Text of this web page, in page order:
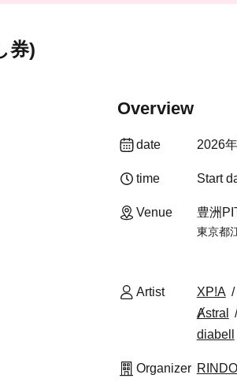
券)
Overview
date 2026
time Start
Venue 豊洲
東京都
Artist XP!A
Ⱥstral
diabell
Organizer